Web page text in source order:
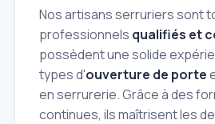
Nos artisans serruriers sont
professionnels qualifiés et
possèdent une solide
types d'ouverture de porte
en serrurerie. Grâce à des
continues, ils maîtrisent les